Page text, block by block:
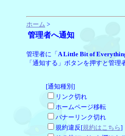
ホーム >
管理者へ通知
管理者に「 A Little Bit of
「通知する」ボタンを押すと管理
[通知種別]
リンク切れ
ホームページ移転
バナーリンク切れ
規約違反[規約はこちら]